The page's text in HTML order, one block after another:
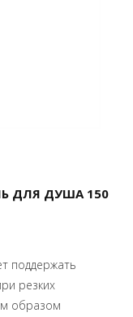
ДЛЯ ДУША 150
поддержать
резких
образом